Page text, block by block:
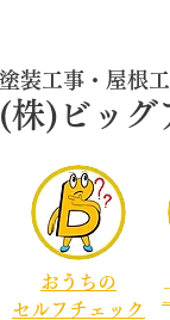
塗装工事・屋根
​​​(株)ビッグ
おうちの
セルフチェック